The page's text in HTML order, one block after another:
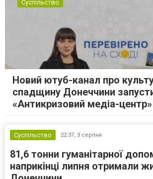
Суспільство
Новий ютуб-канал про
спадщину Донеччини
«Антикризовий медіа-центр»
Суспільство 22:37, 3 серпня
81,6 тонни гуманітарної
наприкінці липня отримали